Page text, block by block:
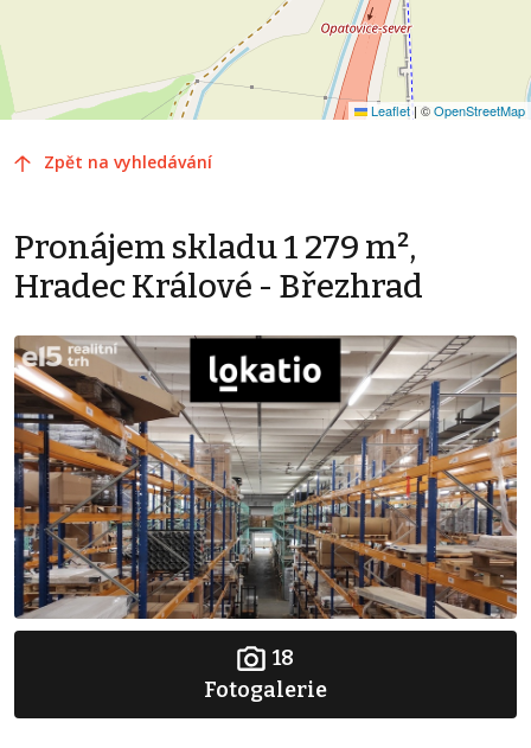
Leaflet | ©OpenStreetMap
Zpět na vyhledávání
Pronájem skladu 1 279 m²,
Hradec Králové - Březhrad
18
Fotogalerie